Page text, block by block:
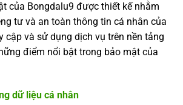
của Bongdalu9 được thiết kế nhằm
tư và an toàn thông tin cá nhân của
cập và sử dụng dịch vụ trên nền tảng
điểm nổi bật trong bảo mật của
dữ liệu cá nhân